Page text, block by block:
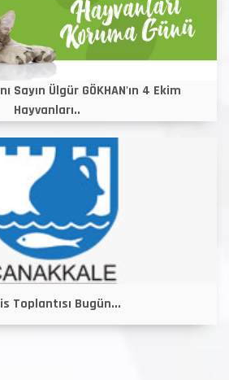
Sayın Ülgür GÖKHAN'ın 4 Ekim
Hayvanları..
Toplantısı Bugün...